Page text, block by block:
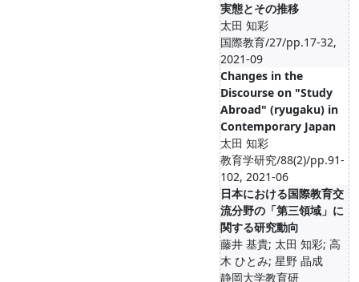
実態とその推移
太田 知彩
国際教育/27/pp.17-32,
2021-09
Changes in the
Discourse on "Study
Abroad" (ryugaku) in
Contemporary Japan
太田 知彩
教育学研究/88(2)/pp.91-
102, 2021-06
日本における国際教育交
流分野の「第三領域」に
関する研究動向
藤井 基貴; 太田 知彩; 高
木 ひとみ; 星野 晶成
静岡大学教育研